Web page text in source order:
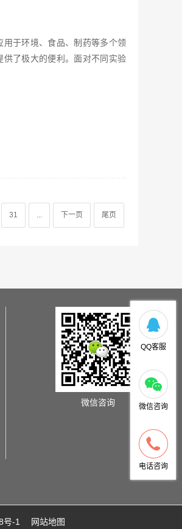
于环境、食品、制药等多个领
了极大的便利。面对不同实验
31 ... 下一页 尾页
微信咨询
号-1 网站地图
QQ客服
微信咨询
电话咨询